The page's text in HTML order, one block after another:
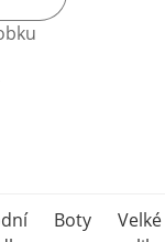
Boty
Velké